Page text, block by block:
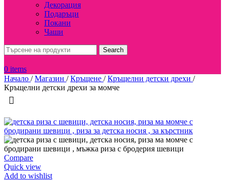
Декорация
Подаръци
Покани
Чаши
Search
0 items
Начало / Магазин / Кръщене / Кръщелни детски дрехи /
Кръщелни детски дрехи за момче
Compare
Quick view
Add to wishlist